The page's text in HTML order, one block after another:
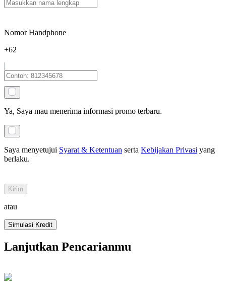
Nomor Handphone
+62
Ya, Saya mau menerima informasi promo terbaru.
Saya menyetujui Syarat & Ketentuan serta Kebijakan Privasi yang
berlaku.
Kirim
atau
Simulasi Kredit
Lanjutkan Pencarianmu